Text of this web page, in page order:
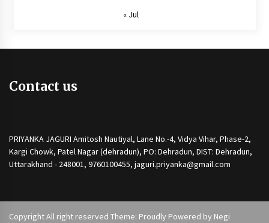
« Jul
Contact us
PRIYANKA JAGURI Amitosh Nautiyal, Lane No.-4, Vidya Vihar, Phase-2,
Kargi Chowk, Patel Nagar (dehradun), PO: Dehradun, DIST: Dehradun,
Uttarakhand - 248001, 9760100455, jaguri.priyanka@gmail.com
Copyright All right reserved Theme: Proudly Powered by Negi